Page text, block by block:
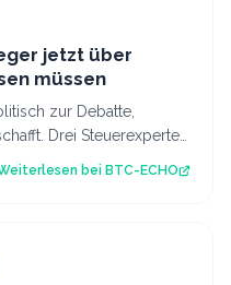
jetzt über
müssen
zur Debatte,
Drei Steuerexperten
bei BTC-ECHO